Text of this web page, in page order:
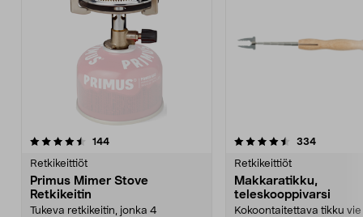
144arvostelut
Retkikeittiöt
Primus Mimer Stove
Retkikeitin
Tukeva retkikeitin, jonka 4
4.5viidestä
334arvostelut
Retkikeittiöt
Makkaratikku,
teleskooppivarsi
Kokoontaitettava tikku